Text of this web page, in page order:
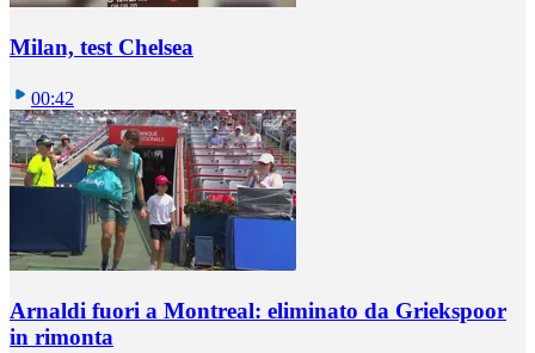
Milan, test Chelsea
00:42
Arnaldi fuori a Montreal: eliminato da Griekspoor
in rimonta